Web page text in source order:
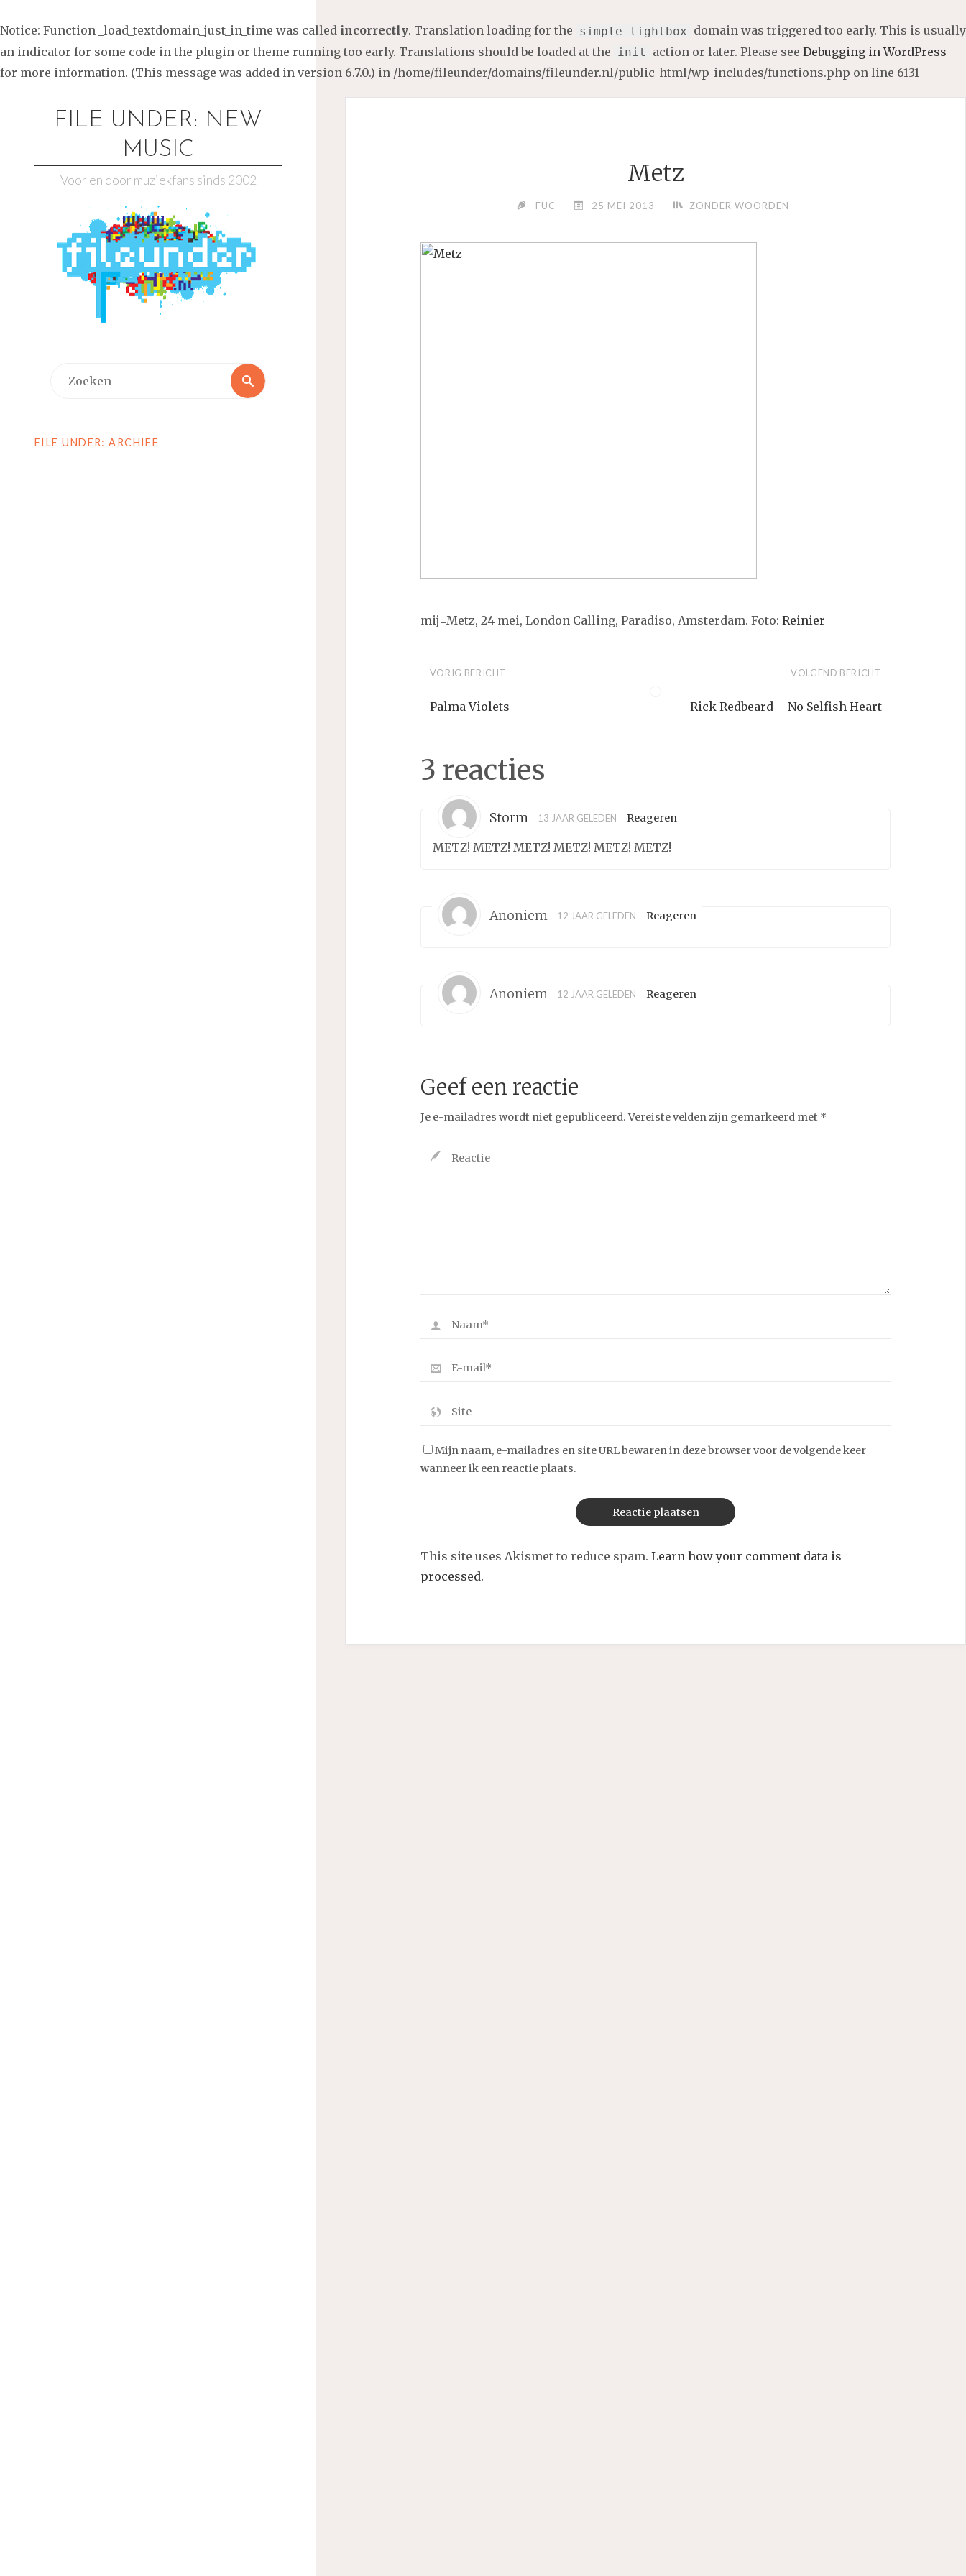
Notice: Function _load_textdomain_just_in_time was called incorrectly. Translation loading for the simple-lightbox domain was triggered too early. This is usually
an indicator for some code in the plugin or theme running too early. Translations should be loaded at the init action or later. Please see Debugging in WordPress
for more information. (This message was added in version 6.7.0.) in /home/fileunder/domains/fileunder.nl/public_html/wp-includes/functions.php on line 6131
FILE UNDER: NEW
MUSIC
Voor en door muziekfans sinds 2002
Zoeken
FILE UNDER: ARCHIEF
Metz
FUC 25 MEI 2013 ZONDER WOORDEN
mij=Metz, 24 mei, London Calling, Paradiso, Amsterdam. Foto: Reinier
VORIG BERICHT
Palma Violets
VOLGEND BERICHT
Rick Redbeard – No Selfish Heart
3 reacties
Storm 13 JAAR GELEDEN Reageren
METZ! METZ! METZ! METZ! METZ! METZ!
Anoniem 12 JAAR GELEDEN Reageren
Anoniem 12 JAAR GELEDEN Reageren
Geef een reactie
Je e-mailadres wordt niet gepubliceerd. Vereiste velden zijn gemarkeerd met *
Mijn naam, e-mailadres en site URL bewaren in deze browser voor de volgende keer
wanneer ik een reactie plaats.
This site uses Akismet to reduce spam. Learn how your comment data is
processed.